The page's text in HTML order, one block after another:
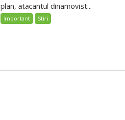
plan, atacantul dinamovist...
Important Stiri